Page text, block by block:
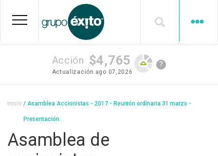
contenido
Acción $4,765
Actualización ago 07,2026
?
Sobrescribir
enlaces
de
Inicio Asamblea Accionistas - 2017 - Reunión ordinaria 31 marzo -
Presentación
Asamblea de